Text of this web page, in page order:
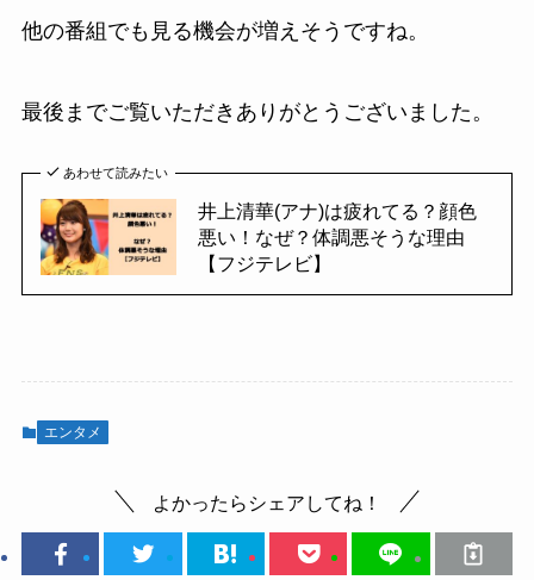
他の番組でも見る機会が増えそうですね。
最後までご覧いただきありがとうございました。
あわせて読みたい
井上清華(アナ)は疲れてる？顔色
悪い！なぜ？体調悪そうな理由
【フジテレビ】
エンタメ
よかったらシェアしてね！